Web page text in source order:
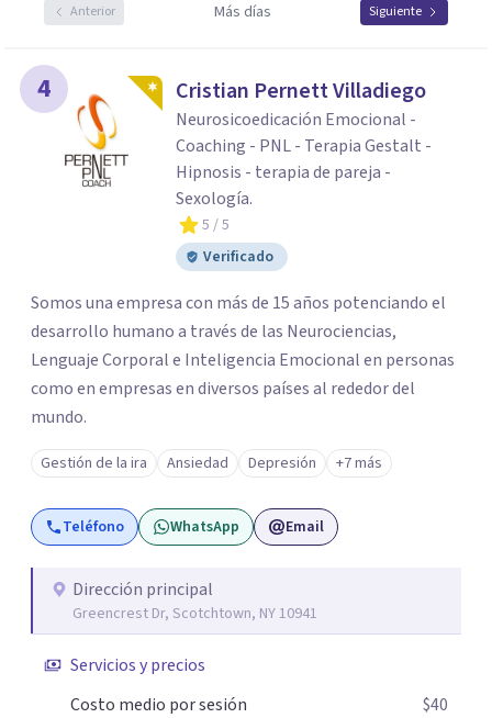
Anterior Más días Siguiente
4 Cristian Pernett Villadiego
Neurosicoedicación Emocional -
Coaching - PNL - Terapia Gestalt -
Hipnosis - terapia de pareja -
Sexología.
5 / 5
Verificado
Somos una empresa con más de 15 años potenciando el
desarrollo humano a través de las Neurociencias,
Lenguaje Corporal e Inteligencia Emocional en personas
como en empresas en diversos países al rededor del
mundo. ​
Gestión de la ira Ansiedad Depresión +7 más
Teléfono WhatsApp Email
Dirección principal
Greencrest Dr, Scotchtown, NY 10941
Servicios y precios
Costo medio por sesión
$40